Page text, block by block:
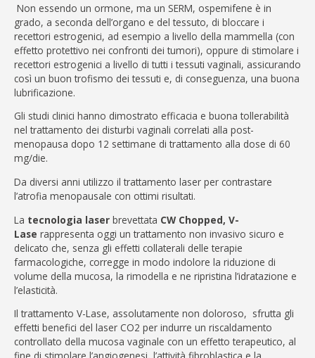
Non essendo un ormone, ma un SERM, ospemifene è in
grado, a seconda dell’organo e del tessuto, di bloccare i
recettori estrogenici, ad esempio a livello della mammella (con
effetto protettivo nei confronti dei tumori), oppure di stimolare i
recettori estrogenici a livello di tutti i tessuti vaginali, assicurando
così un buon trofismo dei tessuti e, di conseguenza, una buona
lubrificazione.
Gli studi clinici hanno dimostrato efficacia e buona tollerabilità
nel trattamento dei disturbi vaginali correlati alla post-
menopausa dopo 12 settimane di trattamento alla dose di 60
mg/die.
Da diversi anni utilizzo il trattamento laser per contrastare
l’atrofia menopausale con ottimi risultati.
La tecnologia laser brevettata CW Chopped, V-
Lase rappresenta oggi un trattamento non invasivo sicuro e
delicato che, senza gli effetti collaterali delle terapie
farmacologiche, corregge in modo indolore la riduzione di
volume della mucosa, la rimodella e ne ripristina l’idratazione e
l’elasticità.
Il trattamento V-Lase, assolutamente non doloroso, sfrutta gli
effetti benefici del laser CO2 per indurre un riscaldamento
controllato della mucosa vaginale con un effetto terapeutico, al